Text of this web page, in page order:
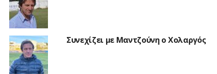
Συνεχίζει με Μαντζούνη ο Χολαργός